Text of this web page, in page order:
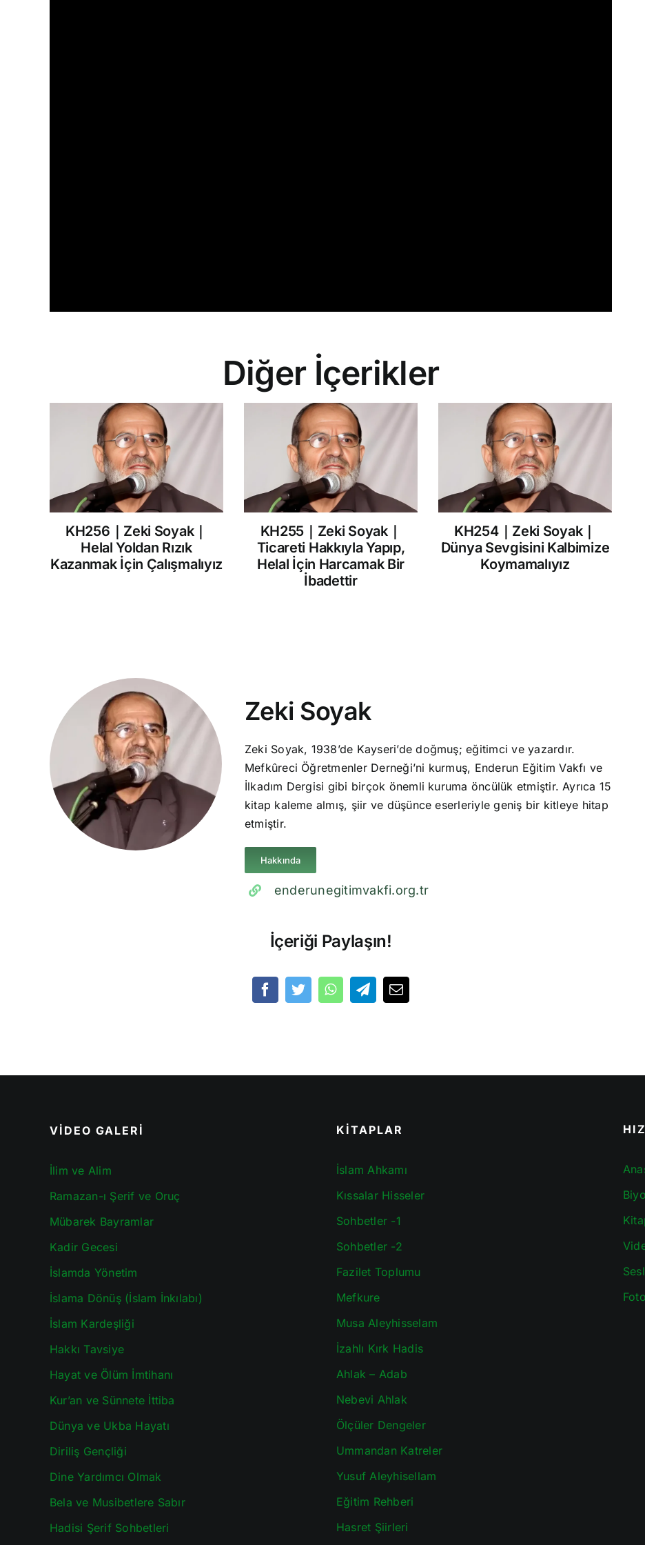
Diğer İçerikler
KH256｜Zeki Soyak｜
Helal Yoldan Rızık
Kazanmak İçin Çalışmalıyız
KH255｜Zeki Soyak｜
Ticareti Hakkıyla Yapıp,
Helal İçin Harcamak Bir
İbadettir
KH254｜Zeki Soyak｜
Dünya Sevgisini Kalbimize
Koymamalıyız
Zeki Soyak
Zeki Soyak, 1938’de Kayseri’de doğmuş; eğitimci ve yazardır.
Mefkûreci Öğretmenler Derneği’ni kurmuş, Enderun Eğitim Vakfı ve
İlkadım Dergisi gibi birçok önemli kuruma öncülük etmiştir. Ayrıca 15
kitap kaleme almış, şiir ve düşünce eserleriyle geniş bir kitleye hitap
etmiştir.
Hakkında
enderunegitimvakfi.org.tr
İçeriği Paylaşın!
VİDEO GALERİ
İlim ve Alim
Ramazan-ı Şerif ve Oruç
Mübarek Bayramlar
Kadir Gecesi
İslamda Yönetim
İslama Dönüş (İslam İnkılabı)
İslam Kardeşliği
Hakkı Tavsiye
Hayat ve Ölüm İmtihanı
Kur’an ve Sünnete İttiba
Dünya ve Ukba Hayatı
Diriliş Gençliği
Dine Yardımcı Olmak
Bela ve Musibetlere Sabır
Hadisi Şerif Sohbetleri
KİTAPLAR
İslam Ahkamı
Kıssalar Hisseler
Sohbetler -1
Sohbetler -2
Fazilet Toplumu
Mefkure
Musa Aleyhisselam
İzahlı Kırk Hadis
Ahlak – Adab
Nebevi Ahlak
Ölçüler Dengeler
Ummandan Katreler
Yusuf Aleyhisellam
Eğitim Rehberi
Hasret Şiirleri